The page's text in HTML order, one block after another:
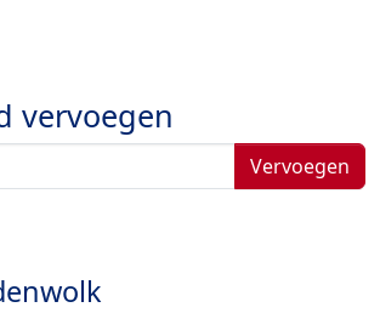
vervoegen
Vervoegen